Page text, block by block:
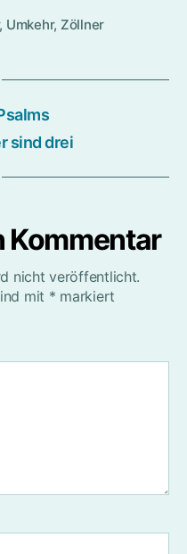
, Umkehr, Zöllner
sind drei
Kommentar
nicht veröffentlicht.
mit * markiert